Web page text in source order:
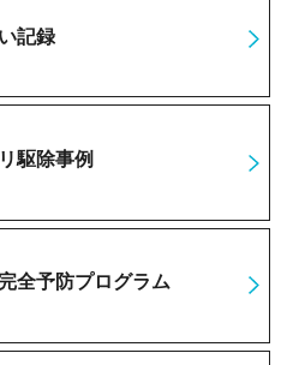
記録
駆除事例
全予防プログラム